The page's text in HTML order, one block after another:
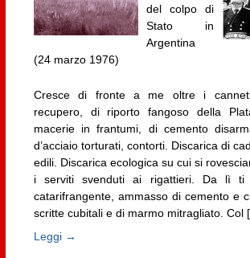
del colpo di
Stato in
Argentina
(24 marzo 1976)
Cresce di fronte a me oltre i
recupero, di riporto fangoso della
macerie in frantumi, di cemento
d’acciaio torturati, contorti. Discarica di
edili. Discarica ecologica su cui si
i serviti svenduti ai rigattieri. Da lì
catarifrangente, ammasso di cemento e
scritte cubitali e di marmo mitragliato. Col
Leggi →